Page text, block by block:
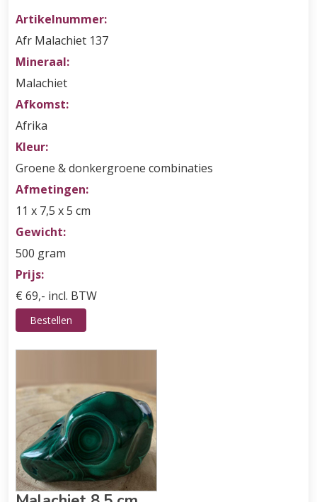
Artikelnummer:
Afr Malachiet 137
Mineraal:
Malachiet
Afkomst:
Afrika
Kleur:
Groene & donkergroene combinaties
Afmetingen:
11 x 7,5 x 5 cm
Gewicht:
500 gram
Prijs:
€ 69,- incl. BTW
Bestellen